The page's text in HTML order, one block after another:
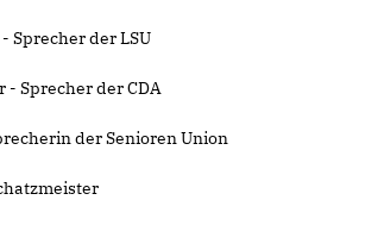
Sprecher der LSU
- Sprecher der CDA
der Senioren Union